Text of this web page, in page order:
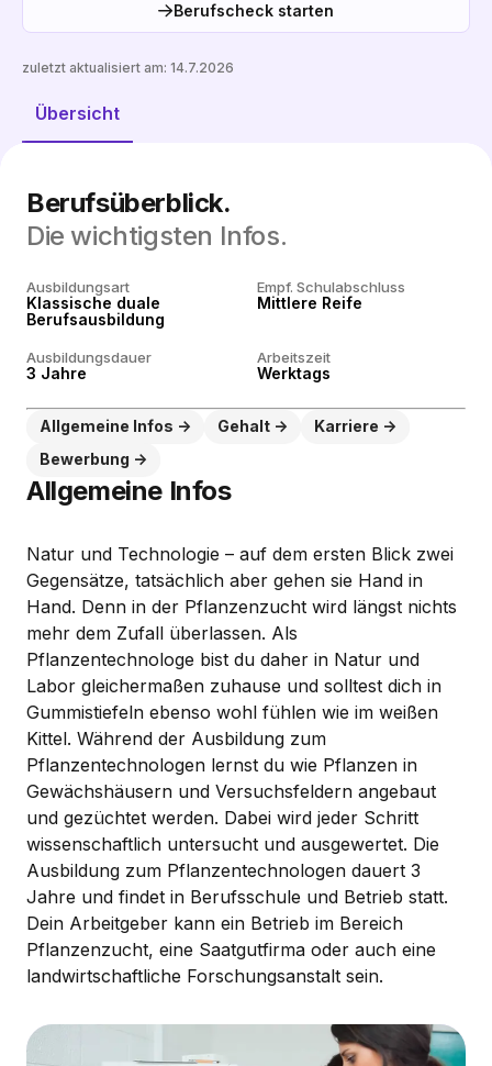
Berufscheck starten
Übersicht
zuletzt aktualisiert am: 14.7.2026
Berufsüberblick.
Die wichtigsten Infos.
Ausbildungsart
Klassische duale
Berufsausbildung
Empf. Schulabschluss
Mittlere Reife
Ausbildungsdauer
3 Jahre
Arbeitszeit
Werktags
Allgemeine Infos Gehalt
Karriere
Bewerbung
Allgemeine Infos
Natur und Technologie – auf dem ersten Blick zwei
Gegensätze, tatsächlich aber gehen sie Hand in
Hand. Denn in der Pflanzenzucht wird längst nichts
mehr dem Zufall überlassen. Als
Pflanzentechnologe bist du daher in Natur und
Labor gleichermaßen zuhause und solltest dich in
Gummistiefeln ebenso wohl fühlen wie im weißen
Kittel. Während der Ausbildung zum
Pflanzentechnologen lernst du wie Pflanzen in
Gewächshäusern und Versuchsfeldern angebaut
und gezüchtet werden. Dabei wird jeder Schritt
wissenschaftlich untersucht und ausgewertet. Die
Ausbildung zum Pflanzentechnologen dauert 3
Jahre und findet in Berufsschule und Betrieb statt.
Dein Arbeitgeber kann ein Betrieb im Bereich
Pflanzenzucht, eine Saatgutfirma oder auch eine
landwirtschaftliche Forschungsanstalt sein.